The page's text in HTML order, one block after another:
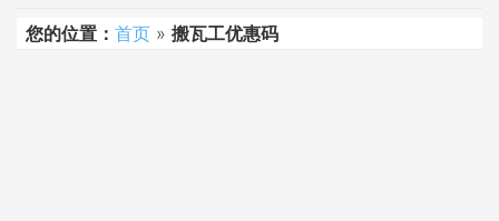
您的位置： 首页 » 搬瓦工优惠码